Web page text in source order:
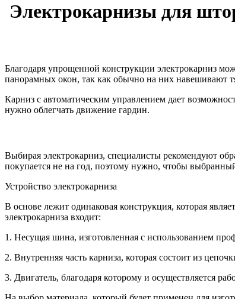
Электрокарнизы для
Благодаря упрощенной конструкции электрокарниз
панорамных окон, так как обычно на них навешивают
Карниз с автоматическим управлением дает
нужно облегчать движение гардин.
Выбирая электрокарниз, специалисты рекомендуют
покупается не на год, поэтому нужно, чтобы
Устройство электрокарниза
В основе лежит одинаковая конструкция, которая
электрокарниза входит:
1. Несущая шина, изготовленная с использованием
2. Внутренняя часть карниза, которая состоит из
3. Двигатель, благодаря которому и осуществляется